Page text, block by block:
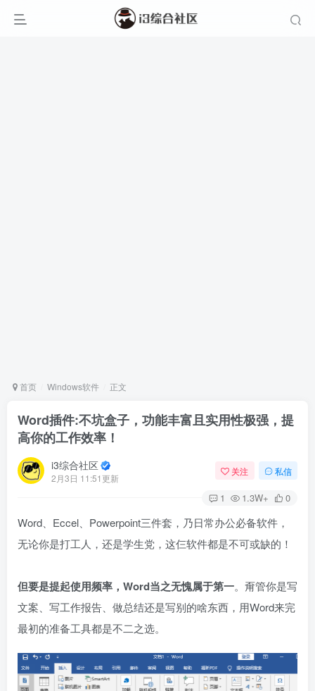
首页 Windows软件 正文
Word插件:不坑盒子，功能丰富且实用性极强，提
高你的工作效率！
i3综合社区
2月3日 11:51更新
关注 私信
1 1.3W+ 0
Word、Eccel、Powerpoint三件套，乃日常办公必备软件，
无论你是打工人，还是学生党，这仨软件都是不可或缺的！
但要是提起使用频率，Word当之无愧属于第一。甭管你是写
文案、写工作报告、做总结还是写别的啥东西，用Word来完
最初的准备工具都是不二之选。